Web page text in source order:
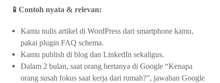
📱Contoh nyata & relevan:
Kamu nulis artikel di WordPress dari smartphone kamu,
pakai plugin FAQ schema.
Kamu publish di blog dan LinkedIn sekaligus.
Dalam 2 bulan, saat orang bertanya di Google “Kenapa
orang susah fokus saat kerja dari rumah?”, jawaban Google